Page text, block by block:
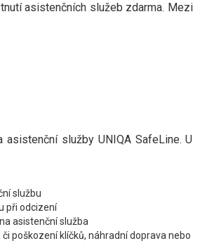
asistenčních služeb zdarma. Mezi
služby UNIQA SafeLine. U
službu
při odcizení
asistenční služba
poškození klíčků, náhradní doprava nebo